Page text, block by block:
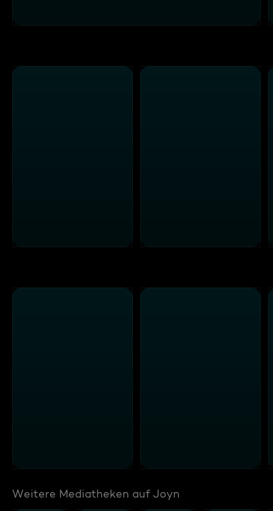
Weitere Mediatheken auf Joyn